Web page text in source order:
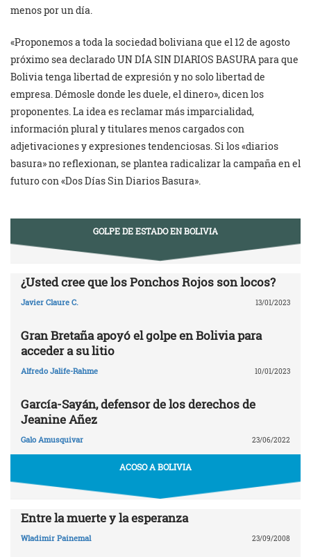
menos por un día.
«Proponemos a toda la sociedad boliviana que el 12 de agosto
próximo sea declarado UN DÍA SIN DIARIOS BASURA para que
Bolivia tenga libertad de expresión y no solo libertad de
empresa. Démosle donde les duele, el dinero», dicen los
proponentes. La idea es reclamar más imparcialidad,
información plural y titulares menos cargados con
adjetivaciones y expresiones tendenciosas. Si los «diarios
basura» no reflexionan, se plantea radicalizar la campaña en el
futuro con «Dos Días Sin Diarios Basura».
GOLPE DE ESTADO EN BOLIVIA
¿Usted cree que los Ponchos Rojos son locos?
Javier Claure C. 13/01/2023
Gran Bretaña apoyó el golpe en Bolivia para
acceder a su litio
Alfredo Jalife-Rahme 10/01/2023
García-Sayán, defensor de los derechos de
Jeanine Añez
Galo Amusquivar 23/06/2022
ACOSO A BOLIVIA
Entre la muerte y la esperanza
Wladimir Painemal 23/09/2008